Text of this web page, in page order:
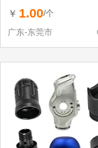
￥ 1.00/个
广东-东莞市